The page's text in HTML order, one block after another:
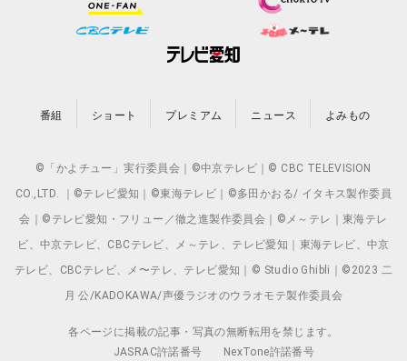
番組 ショート プレミアム ニュース よみもの
©「かよチュー」実行委員会｜©中京テレビ｜© CBC TELEVISION
CO.,LTD. ｜©テレビ愛知｜©東海テレビ｜©多田かおる/ イタキス製作委員
会｜©テレビ愛知・フリュー／徹之進製作委員会｜©メ～テレ｜東海テレ
ビ、中京テレビ、CBCテレビ、メ～テレ、テレビ愛知｜東海テレビ、中京
テレビ、CBCテレビ、メ〜テレ、テレビ愛知｜© Studio Ghibli｜©2023 二
月 公/KADOKAWA/声優ラジオのウラオモテ製作委員会
各ページに掲載の記事・写真の無断転用を禁じます。
JASRAC許諾番号
NexTone許諾番号